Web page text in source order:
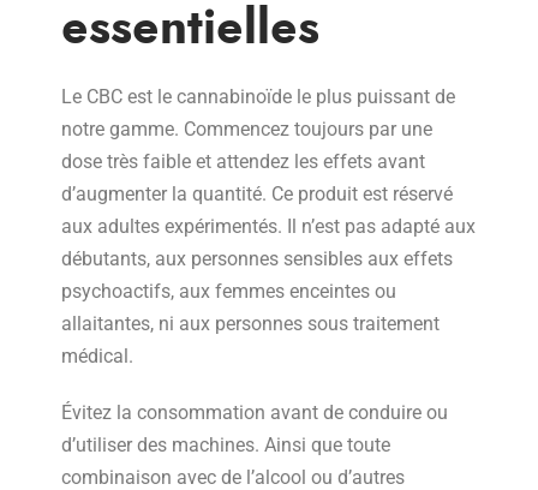
essentielles
Le CBC est le cannabinoïde le plus puissant de
notre gamme. Commencez toujours par une
dose très faible et attendez les effets avant
d’augmenter la quantité. Ce produit est réservé
aux adultes expérimentés. Il n’est pas adapté aux
débutants, aux personnes sensibles aux effets
psychoactifs, aux femmes enceintes ou
allaitantes, ni aux personnes sous traitement
médical.
Évitez la consommation avant de conduire ou
d’utiliser des machines. Ainsi que toute
combinaison avec de l’alcool ou d’autres